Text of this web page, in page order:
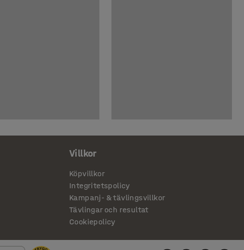
Villkor
Köpvillkor
Integritetspolicy
Kampanj- & tävlingsvillkor
Tävlingar och resultat
Cookiepolicy